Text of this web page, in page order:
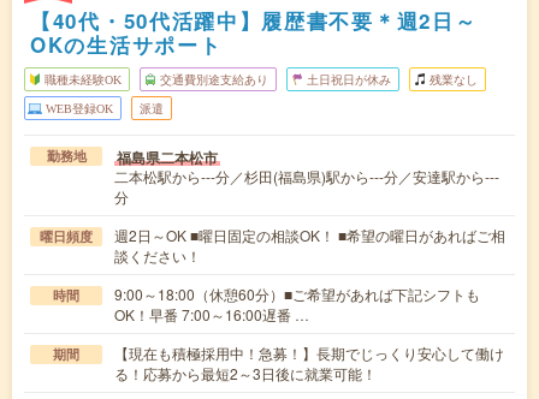
【40代・50代活躍中】履歴書不要＊週2日～
OKの生活サポート
職種未経験OK 交通費別途支給あり 土日祝日が休み 残業なし
WEB登録OK 派遣
勤務地 福島県二本松市
二本松駅から---分／杉田(福島県)駅から---分／安達駅から---
分
曜日頻度
週2日～OK ■曜日固定の相談OK！ ■希望の曜日があればご相
談ください！
時間
9:00～18:00（休憩60分）■ご希望があれば下記シフトも
OK！早番 7:00～16:00遅番 …
期間
【現在も積極採用中！急募！】長期でじっくり安心して働け
る！応募から最短2～3日後に就業可能！